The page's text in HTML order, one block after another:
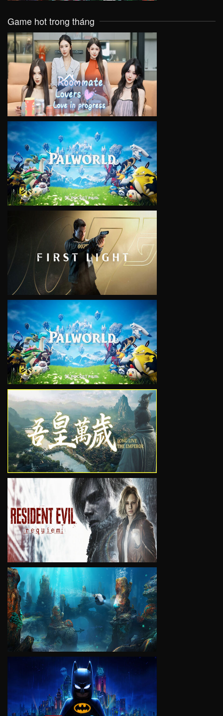
Game hot trong tháng
VIEW
VIEW
VIEW
VIEW
VIEW
VIEW
VIEW
VIEW